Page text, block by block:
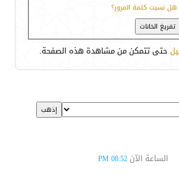
هل نسيت كلمة المرور؟
حتى تتمكن من مشاهدة هذه الصفحة.
الساعة الآن 08:52 PM